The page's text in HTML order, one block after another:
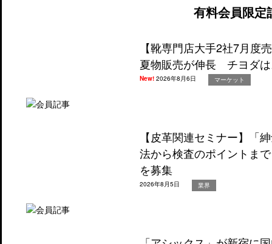
有料会員限定
【靴専門店大手2社7月度
夏物販売が伸長 チヨダ
New!2026年8月6日 マーケット
【皮革関連セミナー】「
法から検査のポイントま
を募集
2026年8月5日 業界